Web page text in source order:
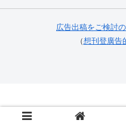
広告出稿をご検討
（想刊登廣告
© 2016 美麗（メ